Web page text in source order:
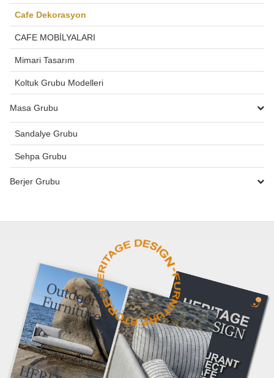
Cafe Dekorasyon
CAFE MOBİLYALARI
Mimari Tasarım
Koltuk Grubu Modelleri
Masa Grubu
Sandalye Grubu
Sehpa Grubu
Berjer Grubu